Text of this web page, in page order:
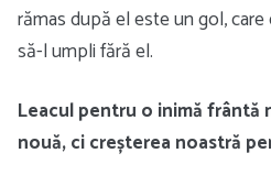
rămas după el este un gol,
să-l umpli fără el.
Leacul pentru o inimă frântă
nouă, ci creșterea noastră